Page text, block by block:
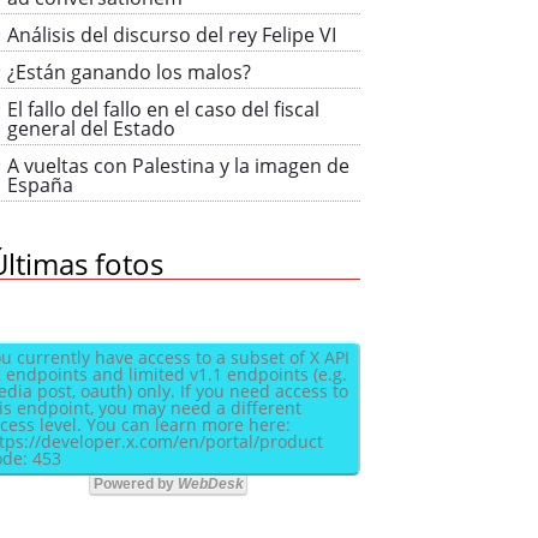
Análisis del discurso del rey Felipe VI
¿Están ganando los malos?
El fallo del fallo en el caso del fiscal
general del Estado
A vueltas con Palestina y la imagen de
España
fotos
currently have access to a subset of X API
endpoints and limited v1.1 endpoints (e.g.
post, oauth) only. If you need access to
endpoint, you may need a different
level. You can learn more here:
developer.x.com/en/portal/product
453
Powered by WebDesk